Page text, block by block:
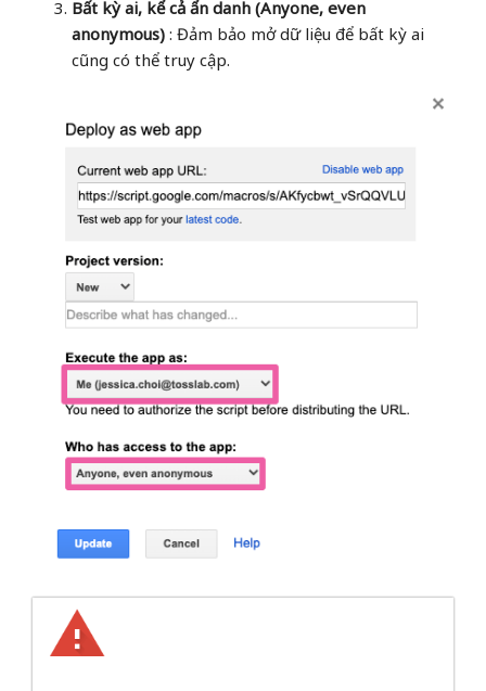
Bất kỳ ai, kể cả ẩn danh (Anyone, even
anonymous): Đảm bảo mở dữ liệu để bất kỳ ai
cũng có thể truy cập.